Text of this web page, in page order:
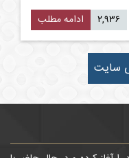
ادامه مطلب ۲,۹۳۶
سایت